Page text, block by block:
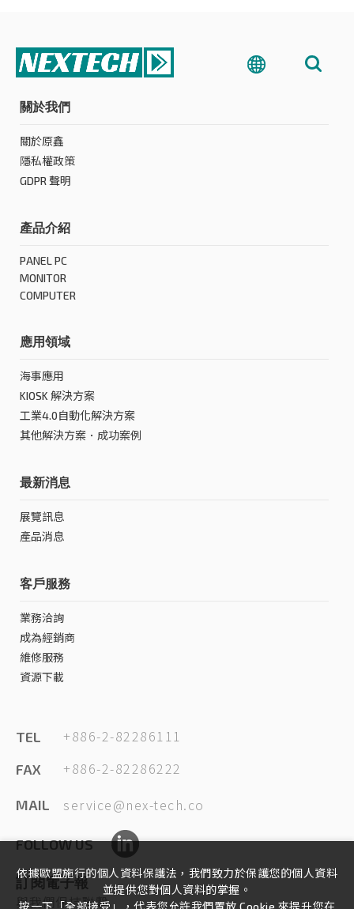
關於我們
關於原鑫
隱私權政策
GDPR 聲明
產品介紹
PANEL PC
MONITOR
COMPUTER
應用領域
海事應用
KIOSK 解決方案
工業4.0自動化解決方案
其他解決方案．成功案例
最新消息
展覽訊息
產品消息
客戶服務
業務洽詢
成為經銷商
維修服務
資源下載
TEL +886-2-82286111
FAX +886-2-82286222
MAIL service@nex-tech.co
FOLLOW US
訂閱電子報
與我們保持聯繫
依據歐盟施行的個人資料保護法，我們致力於保護您的個人資料
並提供您對個人資料的掌握。
按一下「全部接受」，代表您允許我們置放 Cookie 來提升您在